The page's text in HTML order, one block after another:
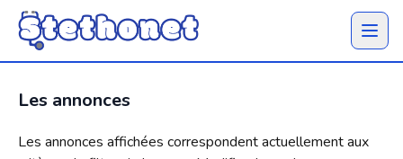
Ouvrir
Les annonces
Les annonces affichées correspondent actuellement aux